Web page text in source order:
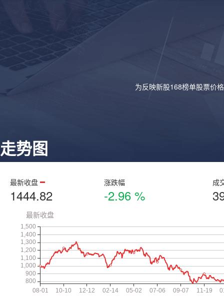
为反映新股168榜单股票价
走势图
最新收盘
1444.82
涨跌幅
-2.96 %
成